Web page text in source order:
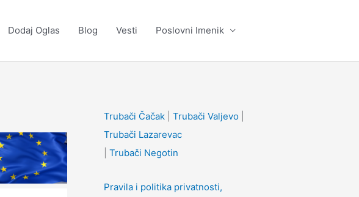
Dodaj Oglas Blog Vesti Poslovni Imenik
Trubači Čačak Trubači Valjevo
Trubači Lazarevac
Trubači Negotin
Pravila i politika privatnosti,